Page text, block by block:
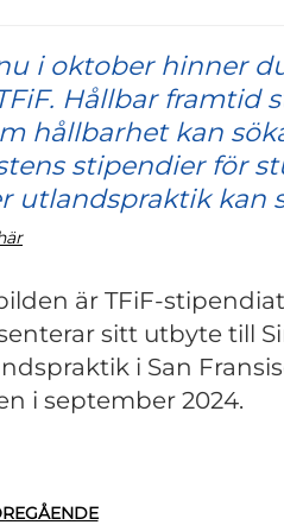
i oktober hinner
Hållbar framtid
hållbarhet kan
stipendier för
utlandspraktik kan
är TFiF-
sitt utbyte till
i San
i september 2024.